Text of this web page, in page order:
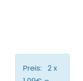
Preis: 2 x